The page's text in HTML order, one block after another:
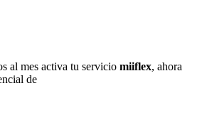
al mes activa tu servicio miiflex, ahora
de